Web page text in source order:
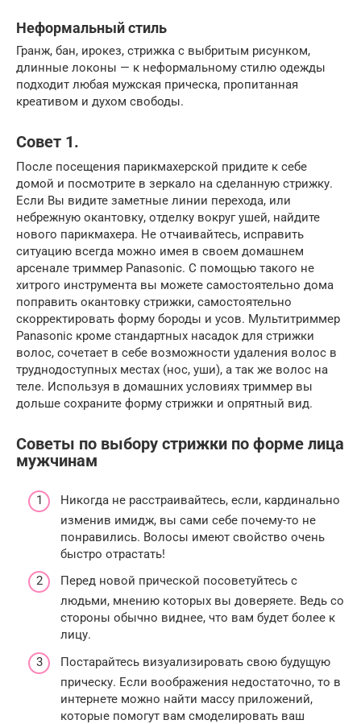
Неформальный стиль
Гранж, бан, ирокез, стрижка с выбритым рисунком,
длинные локоны — к неформальному стилю одежды
подходит любая мужская прическа, пропитанная
креативом и духом свободы.
Совет 1.
После посещения парикмахерской придите к себе
домой и посмотрите в зеркало на сделанную стрижку.
Если Вы видите заметные линии перехода, или
небрежную окантовку, отделку вокруг ушей, найдите
нового парикмахера. Не отчаивайтесь, исправить
ситуацию всегда можно имея в своем домашнем
арсенале триммер Panasonic. С помощью такого не
хитрого инструмента вы можете самостоятельно дома
поправить окантовку стрижки, самостоятельно
скорректировать форму бороды и усов. Мультитриммер
Panasonic кроме стандартных насадок для стрижки
волос, сочетает в себе возможности удаления волос в
труднодоступных местах (нос, уши), а так же волос на
теле. Используя в домашних условиях триммер вы
дольше сохраните форму стрижки и опрятный вид.
Советы по выбору стрижки по форме лица
мужчинам
Никогда не расстраивайтесь, если, кардинально
изменив имидж, вы сами себе почему-то не
понравились. Волосы имеют свойство очень
быстро отрастать!
Перед новой прической посоветуйтесь с
людьми, мнению которых вы доверяете. Ведь со
стороны обычно виднее, что вам будет более к
лицу.
Постарайтесь визуализировать свою будущую
прическу. Если воображения недостаточно, то в
интернете можно найти массу приложений,
которые помогут вам смоделировать ваш